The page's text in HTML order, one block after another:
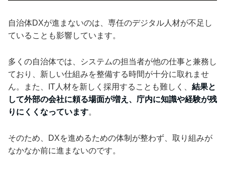
自治体DXが進まないのは、専任のデジタル人材が不足し
ていることも影響しています。
多くの自治体では、システムの担当者が他の仕事と兼務し
ており、新しい仕組みを整備する時間が十分に取れませ
ん。また、IT人材を新しく採用することも難しく、 結果と
して外部の会社に頼る場面が増え、庁内に知識や経験が残
りにくくなっています。
そのため、DXを進めるための体制が整わず、取り組みが
なかなか前に進まないのです。